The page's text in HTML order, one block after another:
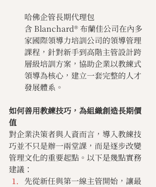
哈佛企管長期代理包
含 Blanchard® 布蘭佳公司在內多
家國際領導力培訓公司的領導管理
課程，針對新手到高階主管設計跨
層級培訓方案，協助企業以教練式
領導為核心，建立一套完整的人才
發展體系。
如何善用教練技巧，為組織創造長期價
值
對企業決策者與人資而言，導入教練技
巧並不只是辦一兩堂課，而是逐步改變
管理文化的重要起點。以下是幾點實務
建議：
先從新任與第一線主管開始，讓最